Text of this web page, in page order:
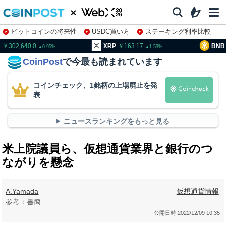
ビットコインの将来性 USDC買い方
ステーキング利率比較
株特集・関連銘柄
0.95 XRP 163.17 1.53 BNB
CoinPostで今最も読まれています
コインチェック、1銘柄の上場廃止を発
表
ニュースランキングをもっと見る
米上院議員ら、仮想通貨業界と銀行のつ
ながりを懸念
A.Yamada
参考：書簡
仮想通貨情報
公開日時:2022/12/09 10:35